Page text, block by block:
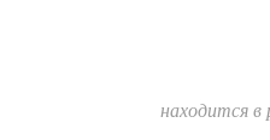
находится